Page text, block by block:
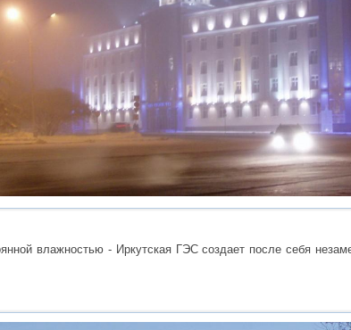
влажностью - Иркутская ГЭС создает после себя